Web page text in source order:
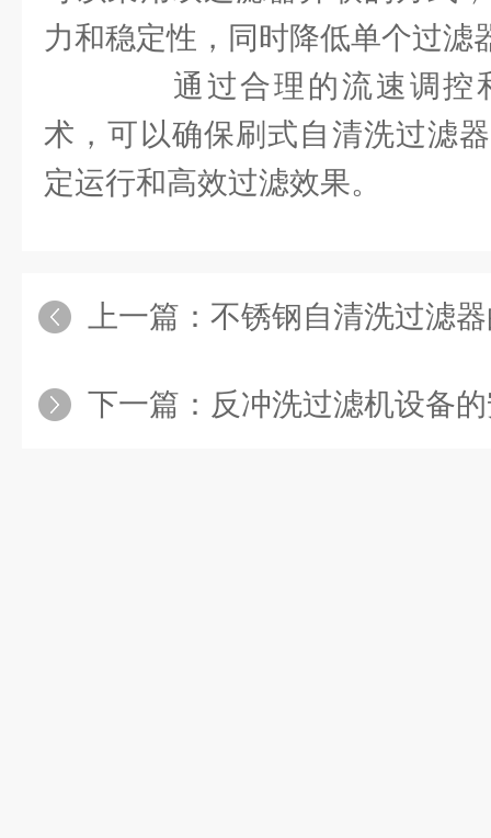
力和稳定性，同时降低单个过滤
通过合理的流速调控
术，可以确保刷式自清洗过滤
定运行和高效过滤效果。
上一篇： 不锈钢自清洗过滤
下一篇： 反冲洗过滤机设备